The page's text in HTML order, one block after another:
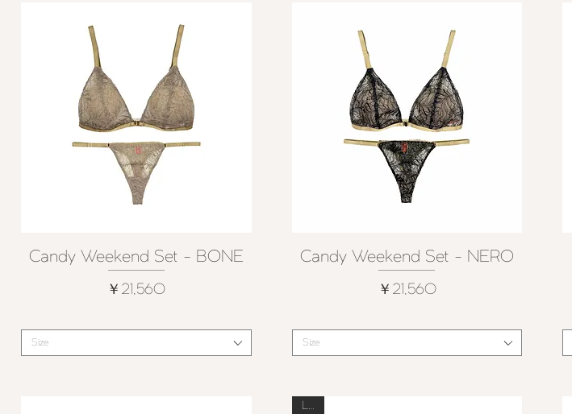
クイックビュー
Candy Weekend Set - BONE
価格
￥21,560
Size
クイックビュー
Candy Weekend Set - NERO
価格
￥21,560
Size
Last